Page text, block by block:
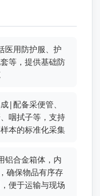
医用防护服、护
等，提供基础防
|配备采便管、
咽拭子等，支持
本的标准化采集
铝合金箱体，内
确保物品有序存
便于运输与现场